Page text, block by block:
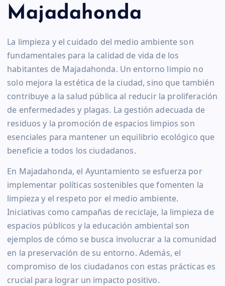
Majadahonda
La limpieza y el cuidado del medio ambiente son
fundamentales para la calidad de vida de los
habitantes de Majadahonda. Un entorno limpio no
solo mejora la estética de la ciudad, sino que también
contribuye a la salud pública al reducir la proliferación
de enfermedades y plagas. La gestión adecuada de
residuos y la promoción de espacios limpios son
esenciales para mantener un equilibrio ecológico que
beneficie a todos los ciudadanos.
En Majadahonda, el Ayuntamiento se esfuerza por
implementar políticas sostenibles que fomenten la
limpieza y el respeto por el medio ambiente.
Iniciativas como campañas de reciclaje, la limpieza de
espacios públicos y la educación ambiental son
ejemplos de cómo se busca involucrar a la comunidad
en la preservación de su entorno. Además, el
compromiso de los ciudadanos con estas prácticas es
crucial para lograr un impacto positivo.